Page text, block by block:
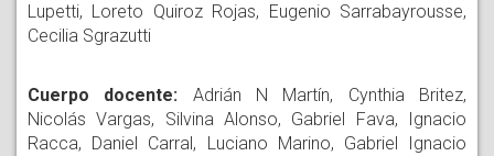
Lupetti, Loreto Quiroz Rojas, Eugenio Sarrabayrousse,
Cecilia Sgrazutti
Cuerpo docente: Adrián N Martín, Cynthia Britez,
Nicolás Vargas, Silvina Alonso, Gabriel Fava, Ignacio
Racca, Daniel Carral, Luciano Marino, Gabriel Ignacio